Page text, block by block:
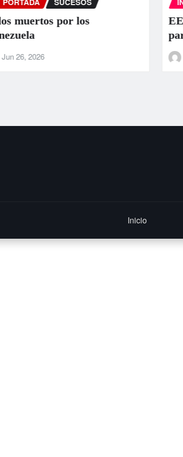
EEUU anuncia una ayuda de 130
para Venezuela tras el doble
La Carbonifera
Inicio